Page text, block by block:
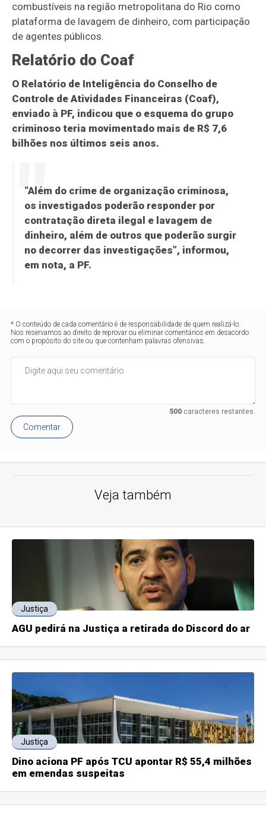
combustíveis na região metropolitana do Rio como
plataforma de lavagem de dinheiro, com participação
de agentes públicos.
Relatório do Coaf
O Relatório de Inteligência do Conselho de
Controle de Atividades Financeiras (Coaf),
enviado à PF, indicou que o esquema do grupo
criminoso teria movimentado mais de R$ 7,6
bilhões nos últimos seis anos.
“Além do crime de organização criminosa,
os investigados poderão responder por
contratação direta ilegal e lavagem de
dinheiro, além de outros que poderão surgir
no decorrer das investigações”, informou,
em nota, a PF.
* O conteúdo de cada comentário é de responsabilidade de quem realizá-lo.
Nos reservamos ao direito de reprovar ou eliminar comentários em desacordo
com o propósito do site ou que contenham palavras ofensivas.
500caracteres restantes.
Comentar
Veja também
Justiça
AGU pedirá na Justiça a retirada do Discord do ar
Justiça
Dino aciona PF após TCU apontar R$ 55,4 milhões
em emendas suspeitas